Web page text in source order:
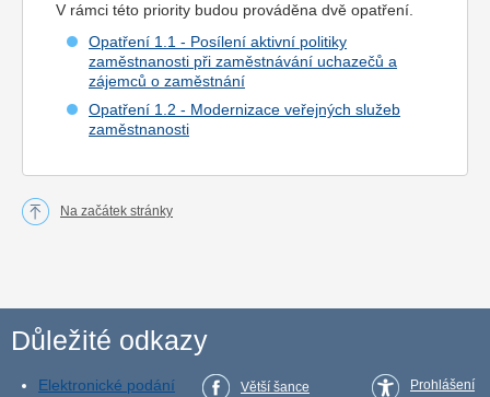
V rámci této priority budou prováděna dvě opatření.
Opatření 1.1 - Posílení aktivní politiky
zaměstnanosti při zaměstnávání uchazečů a
zájemců o zaměstnání
Opatření 1.2 - Modernizace veřejných služeb
zaměstnanosti
Na začátek stránky
Důležité odkazy
Elektronické podání
Větší šance
Prohlášení